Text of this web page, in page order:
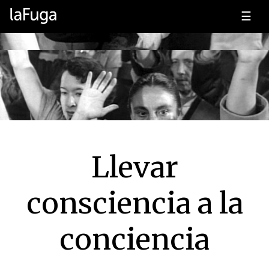
☰
Llevar
consciencia a la
conciencia